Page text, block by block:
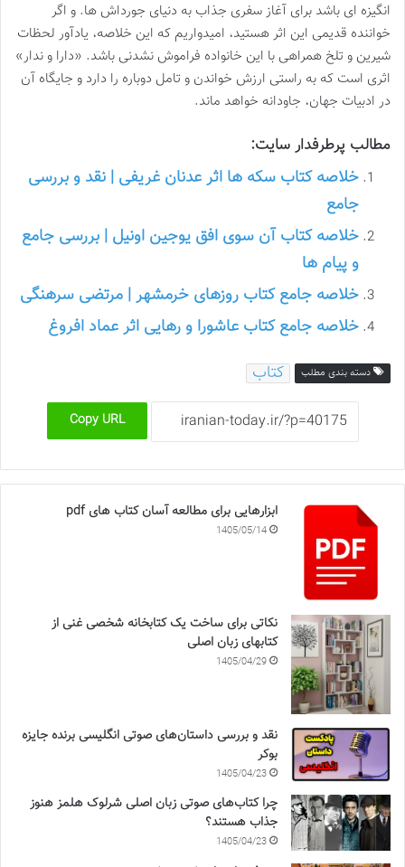
انگیزه ای باشد برای آغاز سفری جذاب به دنیای جورداش ها. و اگر
خواننده قدیمی این اثر هستید، امیدواریم که این خلاصه، یادآور لحظات
شیرین و تلخ همراهی با این خانواده فراموش نشدنی باشد. «دارا و ندار»
اثری است که به راستی ارزش خواندن و تامل دوباره را دارد و جایگاه آن
در ادبیات جهان، جاودانه خواهد ماند.
مطالب پرطرفدار سایت:
خلاصه کتاب سکه ها اثر عدنان غریفی | نقد و بررسی
جامع
خلاصه کتاب آن سوی افق یوجین اونیل | بررسی جامع
و پیام ها
خلاصه جامع کتاب روزهای خرمشهر | مرتضی سرهنگی
خلاصه جامع کتاب عاشورا و رهایی اثر عماد افروغ
دسته بندی مطلب کتاب
Copy URL
ابزارهایی برای مطالعه آسان کتاب های pdf
1405/05/14
نکاتی برای ساخت یک کتابخانه شخصی غنی از
کتابهای زبان اصلی
1405/04/29
نقد و بررسی داستان‌های صوتی انگلیسی برنده جایزه
بوکر
1405/04/23
چرا کتاب‌های صوتی زبان اصلی شرلوک هلمز هنوز
جذاب هستند؟
1405/04/23